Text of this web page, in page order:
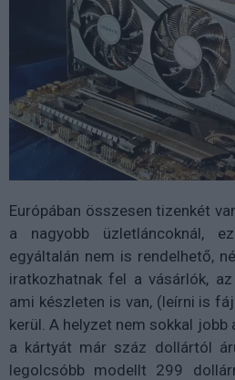
Európában összesen tizenkét
a nagyobb üzletláncoknál,
egyáltalán nem is rendelhető,
iratkozhatnak fel a vásárlók,
ami készleten is van, (leírni is
kerül. A helyzet nem sokkal jobb
a kártyát már száz dollártól
legolcsóbb modellt 299